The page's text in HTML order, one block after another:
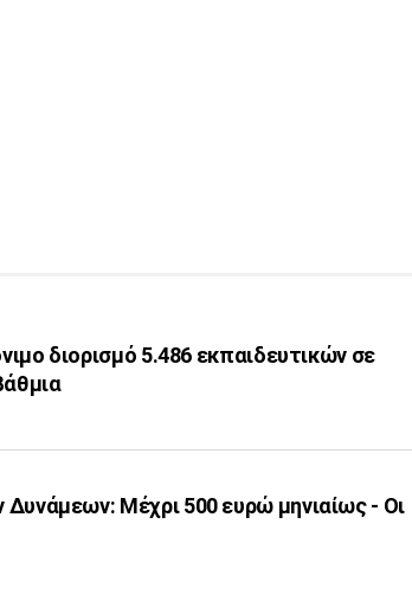
διορισμό 5.486 εκπαιδευτικών σε
Δυνάμεων: Μέχρι 500 ευρώ μηνιαίως - Οι